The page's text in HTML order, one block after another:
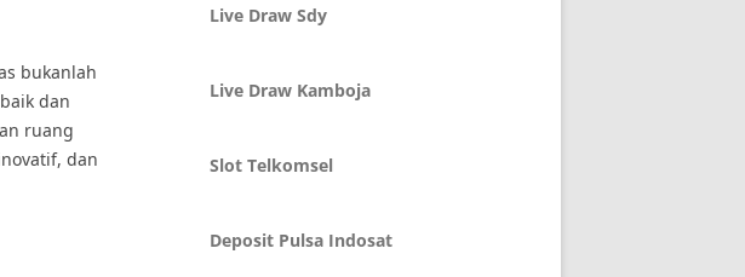
bukanlah
dan
ruang
dan
Live Draw Sdy
Live Draw Kamboja
Slot Telkomsel
Deposit Pulsa Indosat